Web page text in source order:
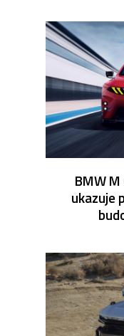
BMW
ukazuje